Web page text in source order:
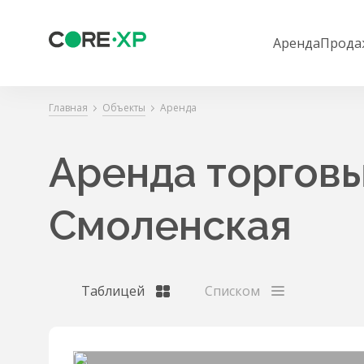
Аренда
Главная Объекты Аренда
Аренда
Смоленская
Таблицей Списком